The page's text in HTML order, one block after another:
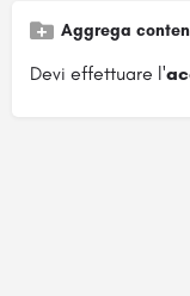
Aggrega
Devi effettuare l'